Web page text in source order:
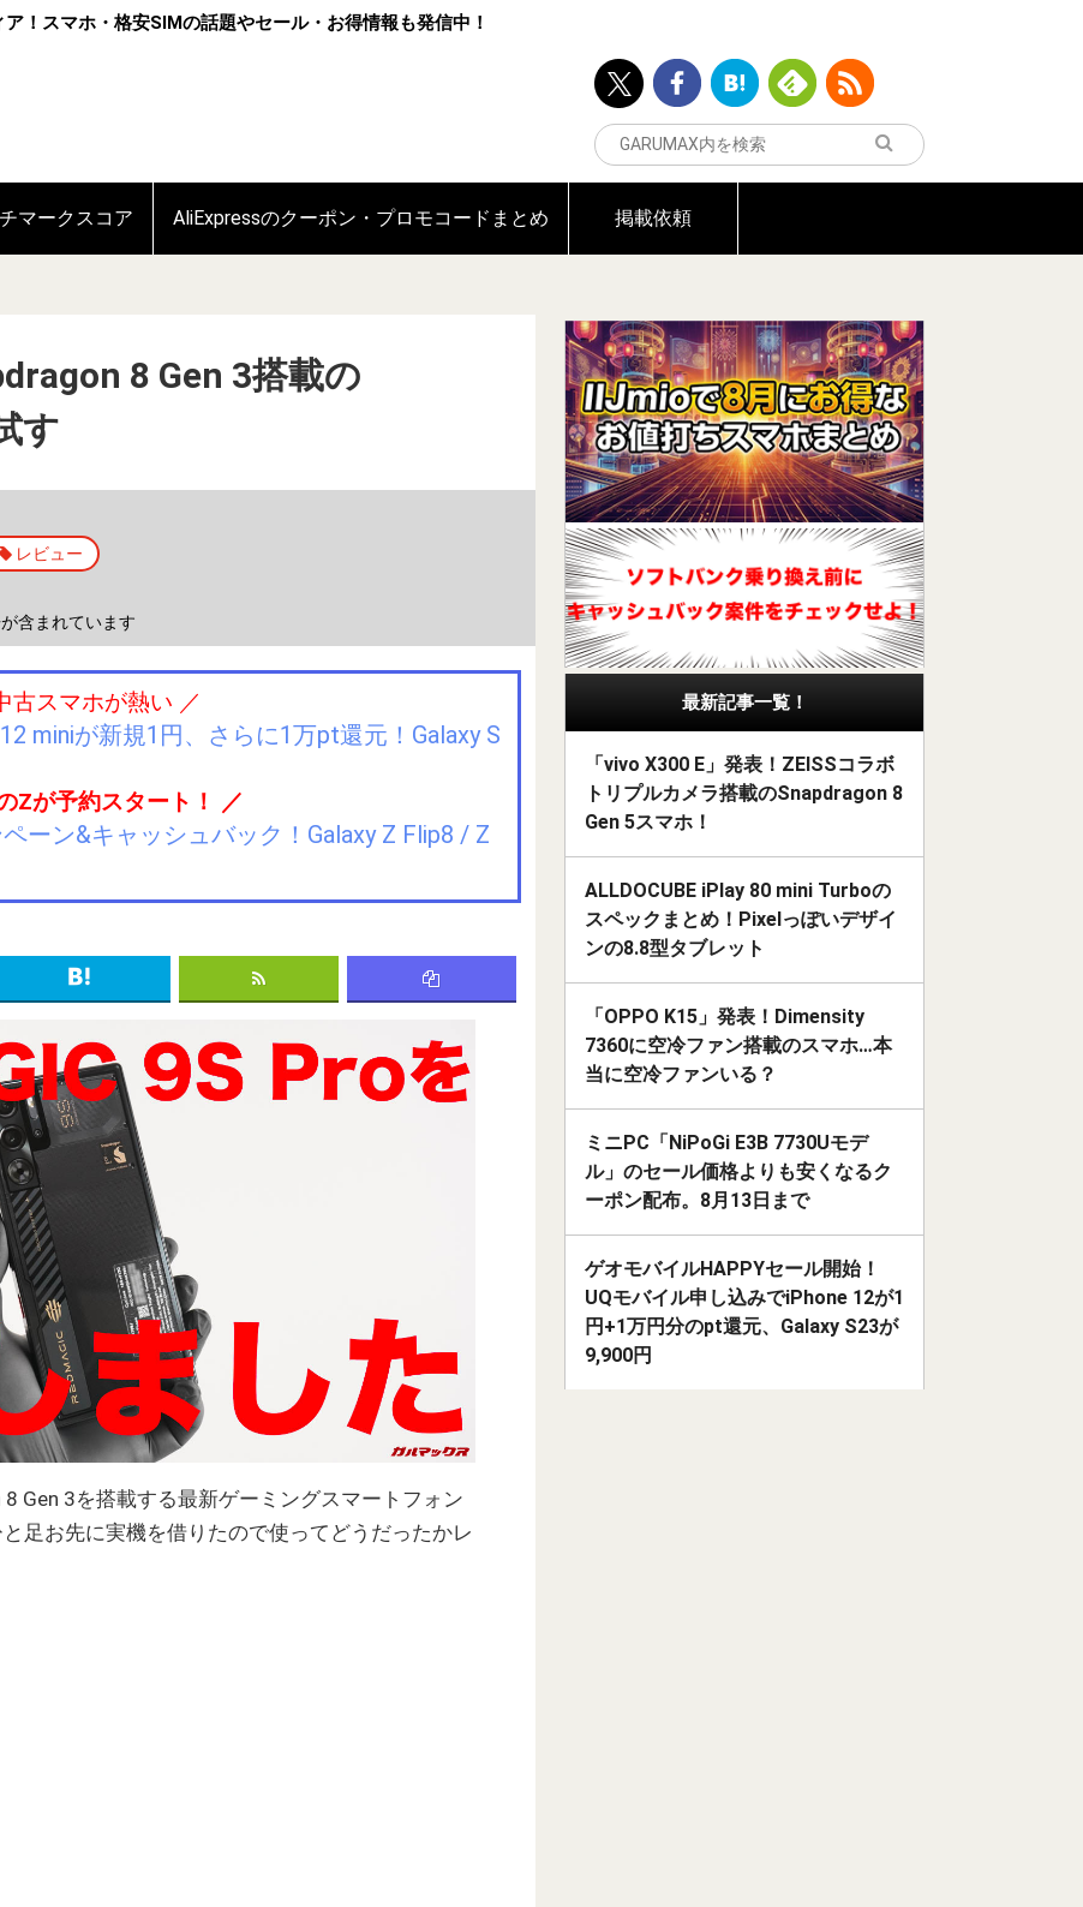
！スマホ・格安SIMの話題やセール・お得情報も発信中！
マークスコア AliExpressのクーポン・プロモコードまとめ 掲載依頼
8 Gen 3搭載の
す
レビュー
含まれています
古スマホが熱い ／
miniが新規1円、さらに1万pt還元！Galaxy S
Zが予約スタート！ ／
ーン&キャッシュバック！Galaxy Z Flip8 / Z
Gen 3を搭載する最新ゲーミングスマートフォン
と足お先に実機を借りたので使ってどうだったかレ
最新記事一覧！
「vivo X300 E」発表！ZEISSコラボ
トリプルカメラ搭載のSnapdragon 8
Gen 5スマホ！
ALLDOCUBE iPlay 80 mini Turboの
スペックまとめ！Pixelっぽいデザイ
ンの8.8型タブレット
「OPPO K15」発表！Dimensity
7360に空冷ファン搭載のスマホ…本
当に空冷ファンいる？
ミニPC「NiPoGi E3B 7730Uモデ
ル」のセール価格よりも安くなるク
ーポン配布。8月13日まで
ゲオモバイルHAPPYセール開始！
UQモバイル申し込みでiPhone 12が1
円+1万円分のpt還元、Galaxy S23が
9,900円